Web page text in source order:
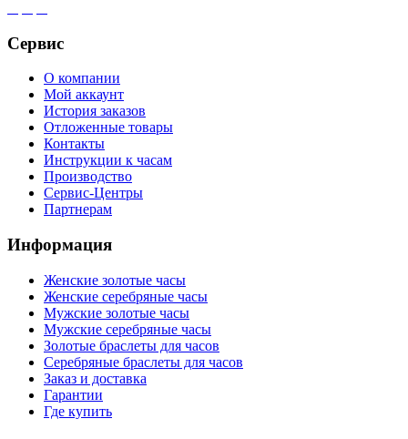
Сервис
О компании
Мой аккаунт
История заказов
Отложенные товары
Контакты
Инструкции к часам
Производство
Сервис-Центры
Партнерам
Информация
Женские золотые часы
Женские серебряные часы
Мужские золотые часы
Мужские серебряные часы
Золотые браслеты для часов
Серебряные браслеты для часов
Заказ и доставка
Гарантии
Где купить